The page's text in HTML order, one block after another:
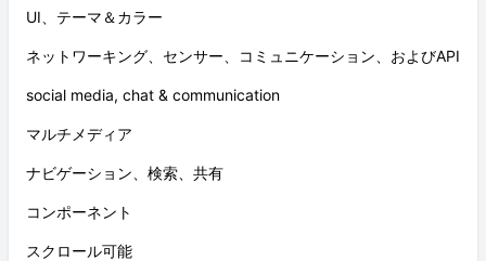
UI、テーマ＆カラー
ネットワーキング、センサー、コミュニケーション、およびAPI
social media, chat & communication
マルチメディア
ナビゲーション、検索、共有
コンポーネント
スクロール可能